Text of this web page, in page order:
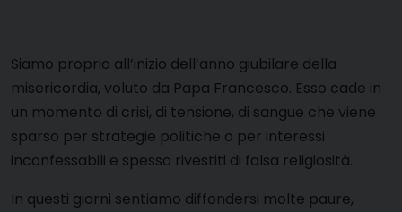
Siamo proprio all’inizio dell’anno giubilare della
misericordia, voluto da Papa Francesco. Esso cade in
un momento di crisi, di tensione, di sangue che viene
sparso per strategie politiche o per interessi
inconfessabili e spesso rivestiti di falsa religiosità.
In questi giorni sentiamo diffondersi molte paure,